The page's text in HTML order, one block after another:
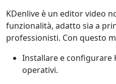
KDenlive è un editor video
funzionalità, adatto sia a
professionisti. Con questo
Installare e configurare
operativi.